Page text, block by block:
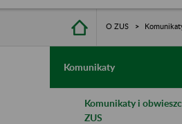
O ZUS
Komunikaty
Komunikaty i
ZUS